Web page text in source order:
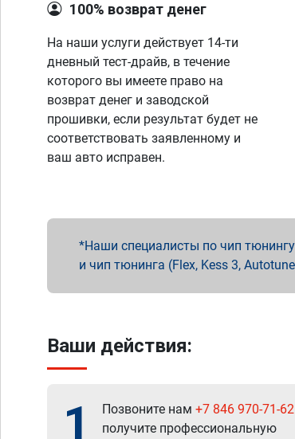
100% возврат денег
На наши услуги действует 14-ти
дневный тест-драйв, в течение
которого вы имеете право на
возврат денег и заводской
прошивки, если результат будет не
соответствовать заявленному и
ваш авто исправен.
Наши специалисты по чип
и чип тюнинга (Flex, Kess 3,
Ваши действия:
1 Позвоните нам +7 846 970-71-62
получите профессиональную